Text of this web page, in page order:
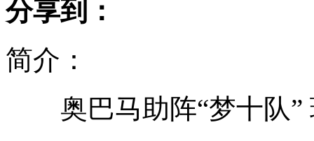
实拍：纽约公交司机徒手接坠楼女孩
分享到：
简介：
奥巴马助阵“梦十队”